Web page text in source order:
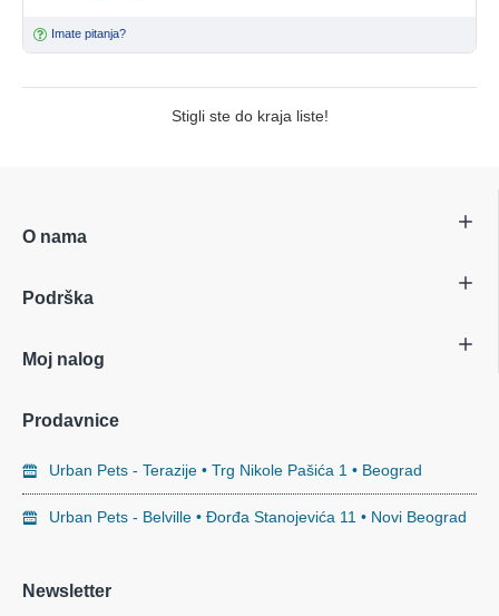
Imate pitanja?
Stigli ste do kraja liste!
O nama
Podrška
Moj nalog
Prodavnice
Urban Pets - Terazije • Trg Nikole Pašića 1 • Beograd
Urban Pets - Belville • Đorđa Stanojevića 11 • Novi Beograd
Newsletter